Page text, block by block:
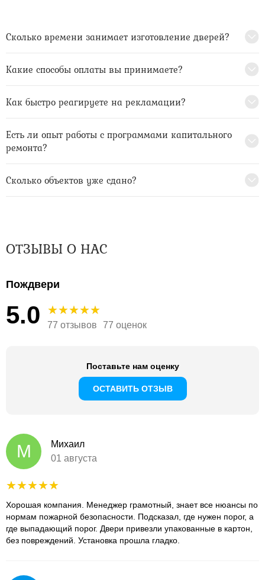
Сколько времени занимает изготовление дверей?
Какие способы оплаты вы принимаете?
Как быстро реагируете на рекламации?
Есть ли опыт работы с программами капитального
ремонта?
Сколько объектов уже сдано?
ОТЗЫВЫ О НАС
Пождвери
5.0 77 отзывов 77 оценок
Поставьте нам оценку
ОСТАВИТЬ ОТЗЫВ
М
Михаил
01 августа
Хорошая компания. Менеджер грамотный, знает все нюансы по
нормам пожарной безопасности. Подсказал, где нужен порог, а
где выпадающий порог. Двери привезли упакованные в картон,
без повреждений. Установка прошла гладко.